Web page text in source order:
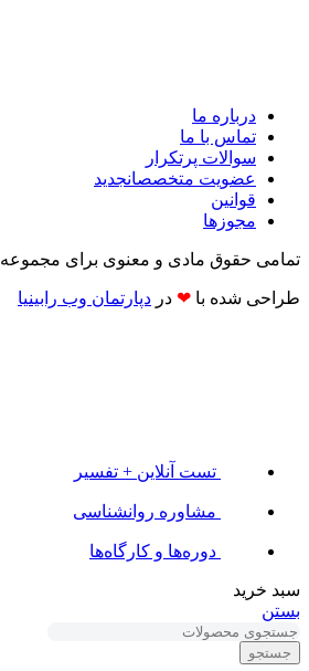
درباره ما
تماس با ما
سوالات پرتکرار
عضویت متخصصانجدید
قوانین
مجوزها
تمامی حقوق مادی و معنوی برای مجموعه
طراحی شده با ❤ در دپارتمان وب رابینیا​​
تست آنلاین + تفسیر
مشاوره روانشناسی
دوره‌ها و کارگاه‌ها
سبد خرید
بستن
جستجو